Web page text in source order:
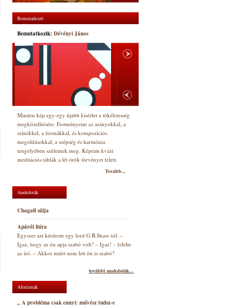
Bemutatkozó
Bemutatkozik: Dévényi János
Minden kép egy-egy újabb kísérlet a tökéletesség
megközelítésére. Festményeim az arányokkal, a
színekkel, a formákkal, és kompozíciós
megoldásokkal, a szépség és harmónia
tengelyében születnek meg. Képeim kvázi
meditációs táblák a lét örök törvényei felett.
Tovább...
Anekdoták
Chagall sálja
Apáról fiúra
Egyszer azt kérdezte egy lord G.B.Shaw-tól: –
Igaz, hogy az ön apja szabó volt? – Igaz! – felelte
az író. – Akkor miért nem lett ön is szabó?
további anekdoták...
Aforizmák
„ A probléma csak ennyi: művész tudsz-e